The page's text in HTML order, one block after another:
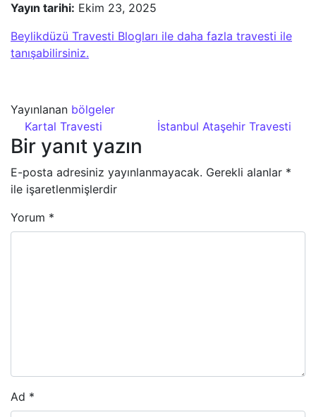
Yayın tarihi: Ekim 23, 2025
Beylikdüzü Travesti Blogları ile daha fazla travesti ile
tanışabilirsiniz.
Yayınlanan bölgeler
Yazı dolaşımı
Kartal Travesti İstanbul Ataşehir Travesti
Bir yanıt yazın
E-posta adresiniz yayınlanmayacak. Gerekli alanlar *
ile işaretlenmişlerdir
Yorum *
Ad *